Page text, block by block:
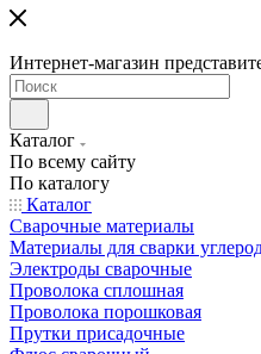
Интернет-магазин
Каталог
По всему сайту
По каталогу
Каталог
Сварочные материалы
Материалы для сварки
Электроды сварочные
Проволока сплошная
Проволока порошковая
Прутки присадочные